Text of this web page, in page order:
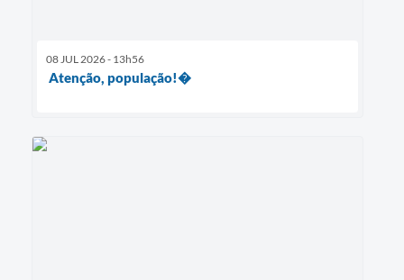
08 JUL 2026 - 13h56
Atenção, população!�